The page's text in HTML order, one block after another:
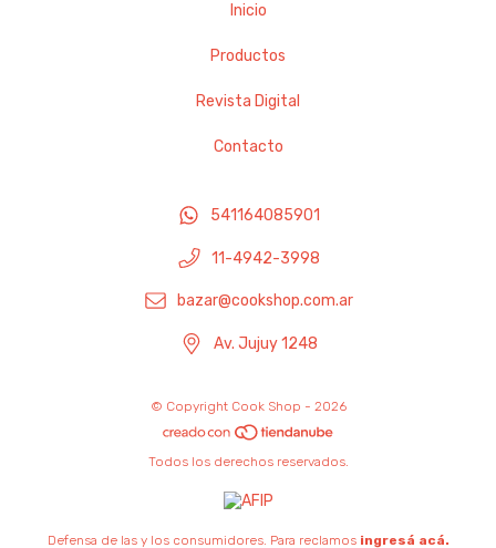
Inicio
Productos
Revista Digital
Contacto
541164085901
11-4942-3998
bazar@cookshop.com.ar
Av. Jujuy 1248
© Copyright Cook Shop - 2026
Todos los derechos reservados.
Defensa de las y los consumidores. Para reclamos ingresá acá.